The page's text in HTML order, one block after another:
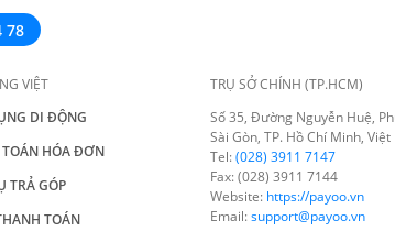
78
VIỆT
DI ĐỘNG
HÓA ĐƠN
TRẢ GÓP
TOÁN
TRỤ SỞ CHÍNH (TP.HCM)
Số 35, Đường Nguyễn Huệ,
Sài Gòn, TP. Hồ Chí Minh,
Tel:(028) 3911 7147
Fax: (028) 3911 7144
Website: https://payoo.vn
Email:support@payoo.vn